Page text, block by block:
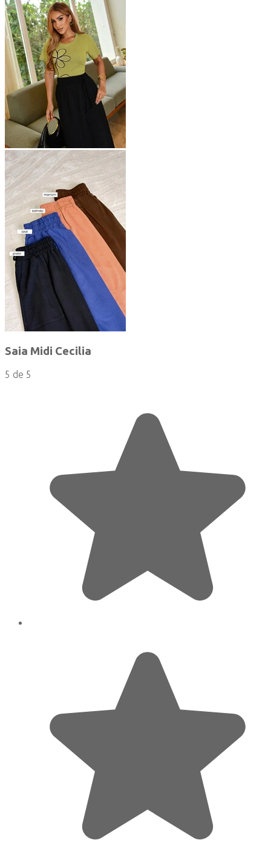
Saia Midi Cecilia
5 de 5